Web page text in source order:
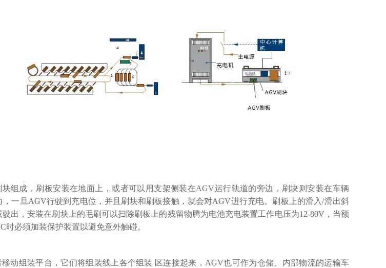
组成，刷板安装在地面上，或者可以用支架侧装在AGV运行轨道的旁边，刷块则安装在车辆
，一旦AGV行驶到充电位，并且刷块和刷板接触，就会对AGV进行充电。刷板上的滑入/滑出斜
出，安装在刷块上的毛刷可以扫除刷板上的残留物腾为电池充电装置工作电压为12-80V，当额
时必须加装保护装置以避免意外触碰。
动组装平台，它们将组装线上各个组装 区连接起来，AGV也可作为仓储、内部物流的运输车